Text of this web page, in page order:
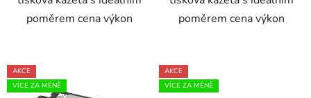
poměrem cena výkon
poměrem cena výkon
AKCE
VÍCE ZA MÉNĚ
AKCE
VÍCE ZA MÉNĚ